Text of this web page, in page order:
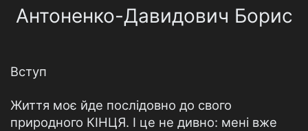
Антоненко-Давидович Борис
Вступ
Життя моє йде послідовно до свого
природного КІНЦЯ. І це не дивно: мені вже